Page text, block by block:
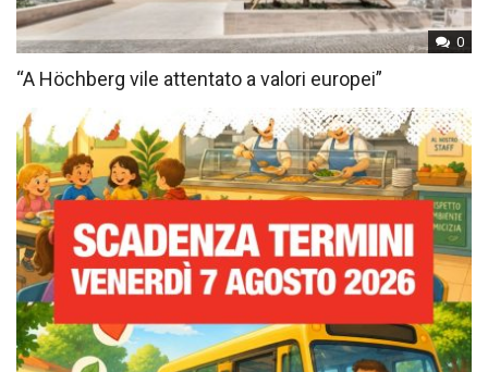
0
“A Höchberg vile attentato a valori europei”